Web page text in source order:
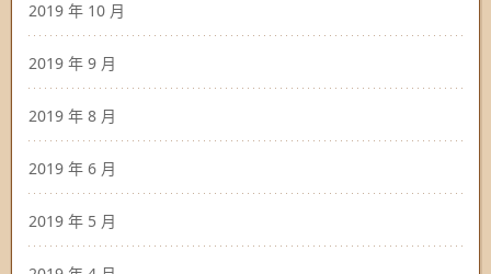
2019 年 10 月
2019 年 9 月
2019 年 8 月
2019 年 6 月
2019 年 5 月